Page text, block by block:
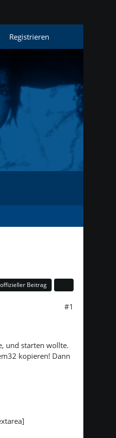
Registrieren
Beitrag
#1
und starten wollte.
kopieren! Dann